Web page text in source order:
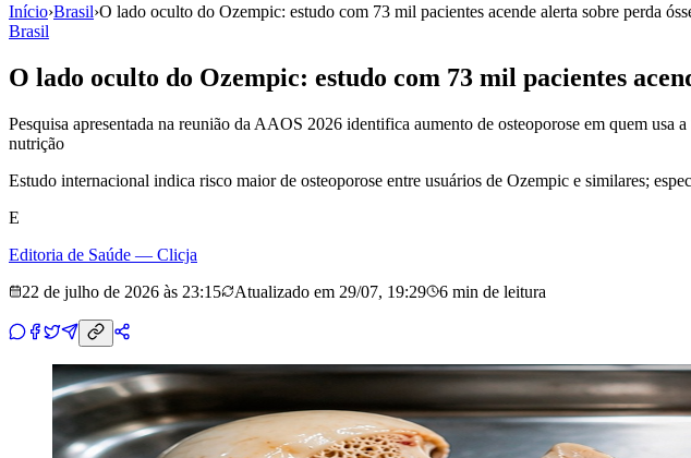
Início›Brasil›O lado oculto do Ozempic: estudo com 73 mil pacientes acende alerta sobre perda
Brasil
O lado oculto do Ozempic: estudo com 73 mil pacientes
Pesquisa apresentada na reunião da AAOS 2026 identifica aumento de osteoporose em quem
nutrição
Estudo internacional indica risco maior de osteoporose entre usuários de Ozempic e similares;
E
Editoria de Saúde — Clicja
22 de julho de 2026 às 23:15
Atualizado em 29/07, 19:29 6 min de leitura